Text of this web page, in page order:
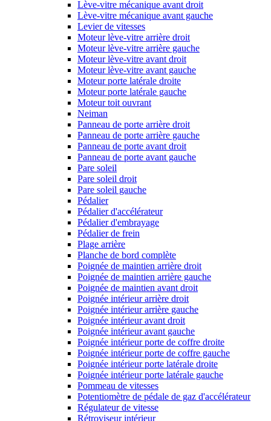
Lève-vitre mécanique avant droit
Lève-vitre mécanique avant gauche
Levier de vitesses
Moteur lève-vitre arrière droit
Moteur lève-vitre arrière gauche
Moteur lève-vitre avant droit
Moteur lève-vitre avant gauche
Moteur porte latérale droite
Moteur porte latérale gauche
Moteur toit ouvrant
Neiman
Panneau de porte arrière droit
Panneau de porte arrière gauche
Panneau de porte avant droit
Panneau de porte avant gauche
Pare soleil
Pare soleil droit
Pare soleil gauche
Pédalier
Pédalier d'accélérateur
Pédalier d'embrayage
Pédalier de frein
Plage arrière
Planche de bord complète
Poignée de maintien arrière droit
Poignée de maintien arrière gauche
Poignée de maintien avant droit
Poignée intérieur arrière droit
Poignée intérieur arrière gauche
Poignée intérieur avant droit
Poignée intérieur avant gauche
Poignée intérieur porte de coffre droite
Poignée intérieur porte de coffre gauche
Poignée intérieur porte latérale droite
Poignée intérieur porte latérale gauche
Pommeau de vitesses
Potentiomètre de pédale de gaz d'accélérateur
Régulateur de vitesse
Rétroviseur intérieur